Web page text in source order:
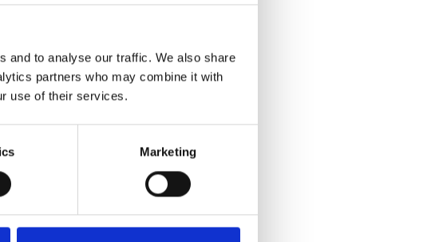
and to analyse our traffic. We also share
partners who may combine it with
use of their services.
Marketing